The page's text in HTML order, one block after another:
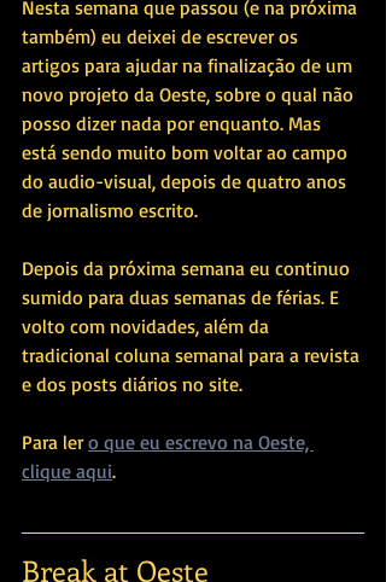
Nesta semana que passou (e na próxima
também) eu deixei de escrever os
artigos para ajudar na finalização de um
novo projeto da Oeste, sobre o qual não
posso dizer nada por enquanto. Mas
está sendo muito bom voltar ao campo
do audio-visual, depois de quatro anos
de jornalismo escrito.
Depois da próxima semana eu continuo
sumido para duas semanas de férias. E
volto com novidades, além da
tradicional coluna semanal para a revista
e dos posts diários no site.
Para ler o que eu escrevo na Oeste,
clique aqui.
Break at Oeste